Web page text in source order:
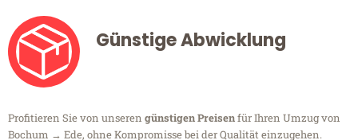
Günstige Abwicklung
Profitieren Sie von unseren günstigen Preisenfür Ihren Umzug von
Bochum → Ede, ohne Kompromisse bei der Qualität einzugehen.